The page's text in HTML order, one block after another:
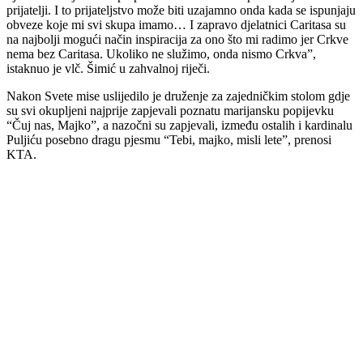
prijatelji. I to prijateljstvo može biti uzajamno onda kada se ispunjaju
obveze koje mi svi skupa imamo… I zapravo djelatnici Caritasa su
na najbolji mogući način inspiracija za ono što mi radimo jer Crkve
nema bez Caritasa. Ukoliko ne služimo, onda nismo Crkva”,
istaknuo je vlč. Šimić u zahvalnoj riječi.
Nakon Svete mise uslijedilo je druženje za zajedničkim stolom gdje
su svi okupljeni najprije zapjevali poznatu marijansku popijevku
“Čuj nas, Majko”, a nazočni su zapjevali, između ostalih i kardinalu
Puljiću posebno dragu pjesmu “Tebi, majko, misli lete”, prenosi
KTA.